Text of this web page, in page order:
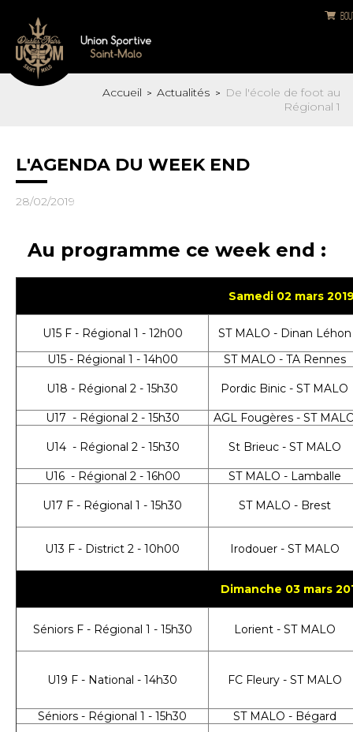
Accueil > Actualités > De l'école de foot au
Régional 1
L'AGENDA DU WEEK END
28/02/2019
Au programme ce week end :
Samedi 02 mars
U15 F - Régional 1 - 12h00
ST MALO - Dinan Léhon
U15 - Régional 1 - 14h00
ST MALO - TA Rennes
U18 - Régional 2 - 15h30 Pordic Binic - ST MALO
U17 - Régional 2 - 15h30 AGL Fougères - ST
U14 - Régional 2 - 15h30 St Brieuc - ST MALO
U16 - Régional 2 - 16h00 ST MALO - Lamballe
U17 F - Régional 1 - 15h30 ST MALO - Brest
U13 F - District 2 - 10h00 Irodouer - ST MALO
Dimanche 03 mars
Séniors F - Régional 1 - 15h30 Lorient - ST MALO
U19 F - National - 14h30 FC Fleury - ST MALO
Séniors - Régional 1 - 15h30 ST MALO - Bégard